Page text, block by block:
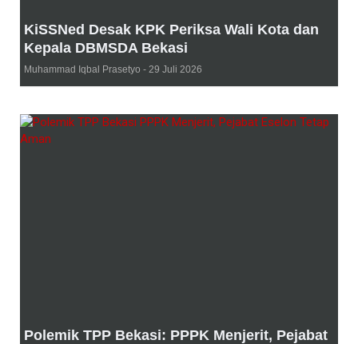
KiSSNed Desak KPK Periksa Wali Kota dan
Kepala DBMSDA Bekasi
Muhammad Iqbal Prasetyo 29 Juli 2026
Polemik TPP Bekasi: PPPK Menjerit, Pejabat